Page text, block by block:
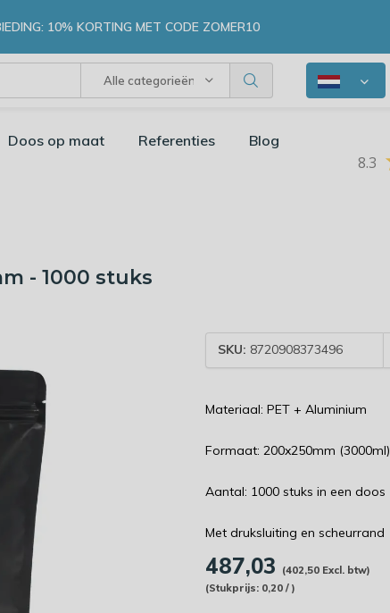
Alle categorieën
10% KORTING MET CODE ZOMER10
Doos op maat Referenties Blog
8.3
- 1000 stuks
SKU: 8720908373496
Materiaal: PET + Aluminium
Formaat: 200x250mm (3000ml)
Aantal: 1000 stuks in een doos
Met druksluiting en scheurrand
487,03 (402,50 Excl. btw)
(Stukprijs: 0,20 / )